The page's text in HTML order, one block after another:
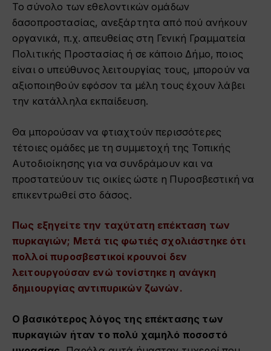
Το σύνολο των εθελοντικών ομάδων
δασοπροστασίας, ανεξάρτητα από πού ανήκουν
οργανικά, π.χ. απευθείας στη Γενική Γραμματεία
Πολιτικής Προστασίας ή σε κάποιο Δήμο, ποιος
είναι ο υπεύθυνος λειτουργίας τους, μπορούν να
αξιοποιηθούν εφόσον τα μέλη τους έχουν λάβει
την κατάλληλα εκπαίδευση.
Θα μπορούσαν να φτιαχτούν περισσότερες
τέτοιες ομάδες με τη συμμετοχή της Τοπικής
Αυτοδιοίκησης για να συνδράμουν και να
προστατεύουν τις οικίες ώστε η Πυροσβεστική να
επικεντρωθεί στο δάσος.
Πως εξηγείτε την ταχύτατη επέκταση των
πυρκαγιών; Μετά τις φωτιές σχολιάστηκε ότι
πολλοί πυροσβεστικοί κρουνοί δεν
λειτουργούσαν ενώ τονίστηκε η ανάγκη
δημιουργίας αντιπυρικών ζωνών.
Ο βασικότερος λόγος της επέκτασης των
πυρκαγιών ήταν το πολύ χαμηλό ποσοστό